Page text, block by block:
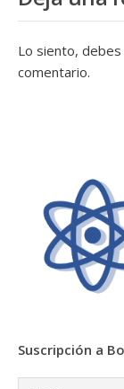
Lo siento,
comentario.
Suscripción a